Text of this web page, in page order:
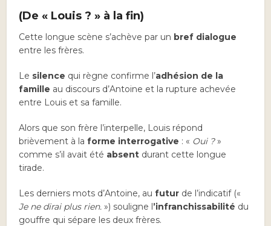
(De « Louis ? » à la fin)
Cette longue scène s’achève par un bref dialogue
entre les frères.
Le silence qui règne confirme l’adhésion de la
famille au discours d’Antoine et la rupture achevée
entre Louis et sa famille.
Alors que son frère l’interpelle, Louis répond
brièvement à laforme interrogative : « Oui ?»
comme s’il avait été absent durant cette longue
tirade.
Les derniers mots d’Antoine, aufutur de l’indicatif («
Je ne dirai plus rien.») souligne l’infranchissabilité du
gouffre qui sépare les deux frères.